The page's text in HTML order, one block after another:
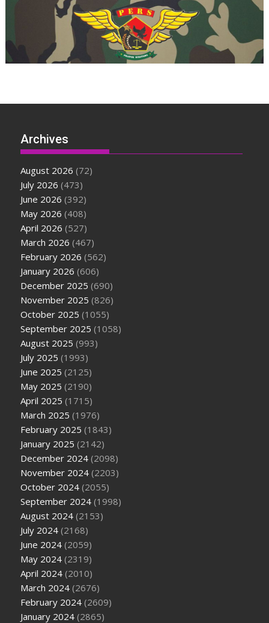
Archives
August 2026 (72)
July 2026 (473)
June 2026 (392)
May 2026 (408)
April 2026 (527)
March 2026 (467)
February 2026 (562)
January 2026 (606)
December 2025 (690)
November 2025 (826)
October 2025 (1055)
September 2025 (1058)
August 2025 (993)
July 2025 (1993)
June 2025 (2125)
May 2025 (2190)
April 2025 (1715)
March 2025 (1976)
February 2025 (1843)
January 2025 (2142)
December 2024 (2098)
November 2024 (2203)
October 2024 (2055)
September 2024 (1998)
August 2024 (2153)
July 2024 (2168)
June 2024 (2059)
May 2024 (2319)
April 2024 (2010)
March 2024 (2676)
February 2024 (2609)
January 2024 (2865)